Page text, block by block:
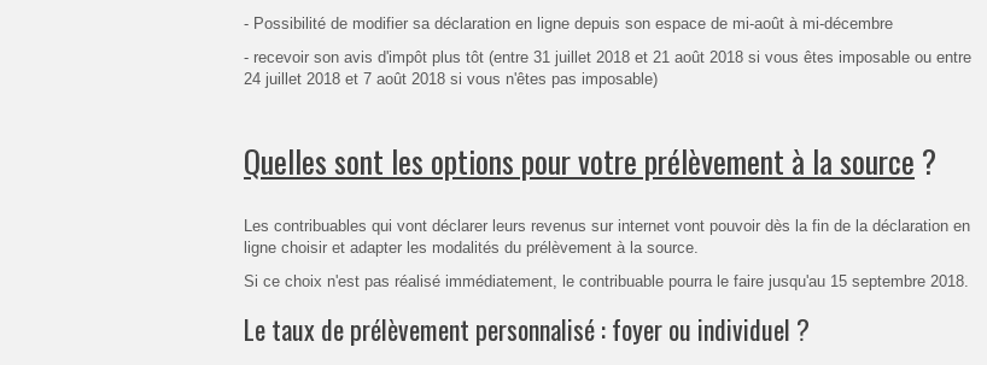
- Possibilité de modifier sa déclaration en ligne depuis son espace de mi-août à mi-décembre
- recevoir son avis d'impôt plus tôt (entre 31 juillet 2018 et 21 août 2018 si vous êtes imposable ou entre
24 juillet 2018 et 7 août 2018 si vous n'êtes pas imposable)
Quelles sont les options pour votre prélèvement à la source ?
Les contribuables qui vont déclarer leurs revenus sur internet vont pouvoir dès la fin de la déclaration en
ligne choisir et adapter les modalités du prélèvement à la source.
Si ce choix n'est pas réalisé immédiatement, le contribuable pourra le faire jusqu'au 15 septembre 2018.
Le taux de prélèvement personnalisé : foyer ou individuel ?